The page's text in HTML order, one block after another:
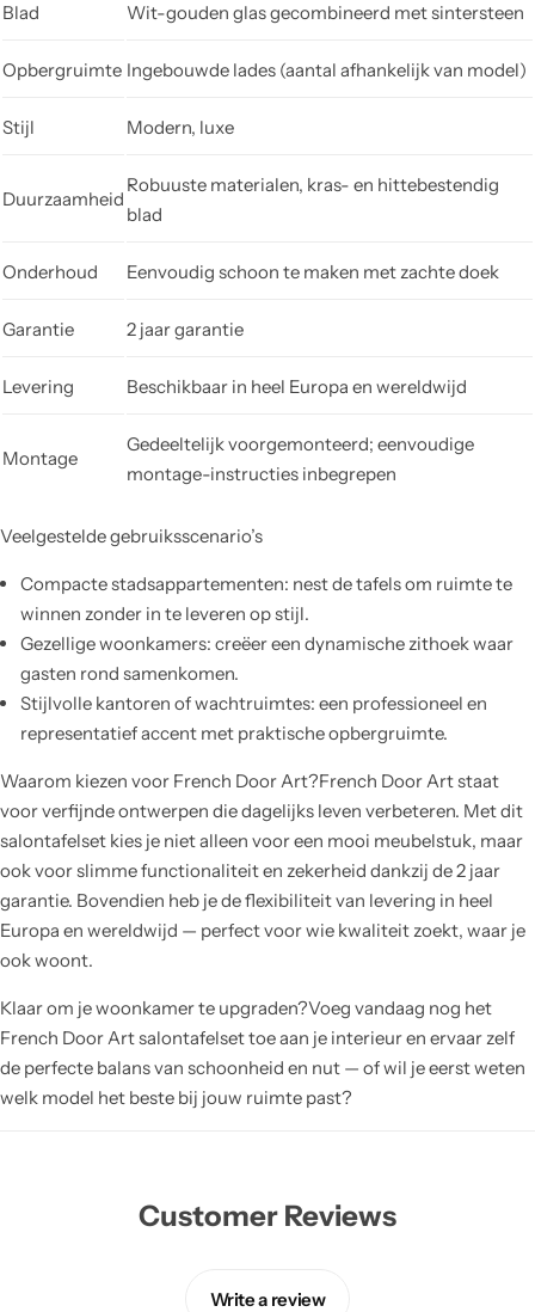
Blad Wit-gouden glas gecombineerd met sintersteen
Opbergruimte Ingebouwde lades (aantal afhankelijk van model)
Stijl Modern, luxe
Duurzaamheid
Robuuste materialen, kras- en hittebestendig
blad
Onderhoud Eenvoudig schoon te maken met zachte doek
Garantie 2 jaar garantie
Levering Beschikbaar in heel Europa en wereldwijd
Montage
Gedeeltelijk voorgemonteerd; eenvoudige
montage-instructies inbegrepen
Veelgestelde gebruiksscenario’s
Compacte stadsappartementen: nest de tafels om ruimte te
winnen zonder in te leveren op stijl.
Gezellige woonkamers: creëer een dynamische zithoek waar
gasten rond samenkomen.
Stijlvolle kantoren of wachtruimtes: een professioneel en
representatief accent met praktische opbergruimte.
Waarom kiezen voor French Door Art?French Door Art staat
voor verfijnde ontwerpen die dagelijks leven verbeteren. Met dit
salontafelset kies je niet alleen voor een mooi meubelstuk, maar
ook voor slimme functionaliteit en zekerheid dankzij de 2 jaar
garantie. Bovendien heb je de flexibiliteit van levering in heel
Europa en wereldwijd — perfect voor wie kwaliteit zoekt, waar je
ook woont.
Klaar om je woonkamer te upgraden?Voeg vandaag nog het
French Door Art salontafelset toe aan je interieur en ervaar zelf
de perfecte balans van schoonheid en nut — of wil je eerst weten
welk model het beste bij jouw ruimte past?
Customer Reviews
Write a review